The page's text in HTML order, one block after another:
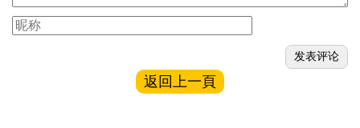
返回上一頁